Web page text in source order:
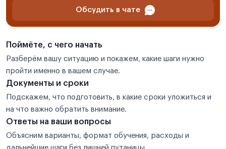
Обсудить в чате
Поймёте, с чего начать
Разберём вашу ситуацию и покажем, какие шаги нужно
пройти именно в вашем случае.
Документы и сроки
Подскажем, что подготовить, в какие сроки уложиться и
на что важно обратить внимание.
Ответы на ваши вопросы
Объясним варианты, формат обучения, расходы и